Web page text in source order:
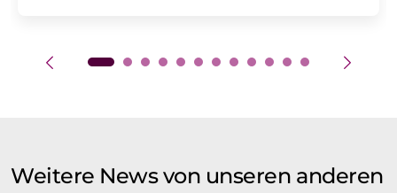
Weitere News von unseren anderen